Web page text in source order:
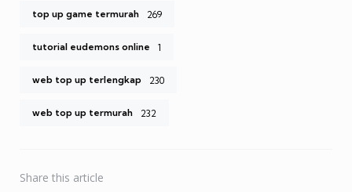
top up game termurah 269
tutorial eudemons online 1
web top up terlengkap 230
web top up termurah 232
Share this article